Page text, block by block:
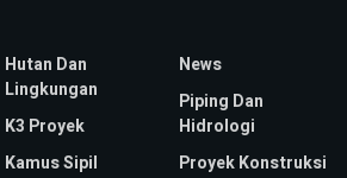
Hutan Dan
Lingkungan
K3 Proyek
Kamus Sipil
News
Piping Dan
Hidrologi
Proyek Konstruksi